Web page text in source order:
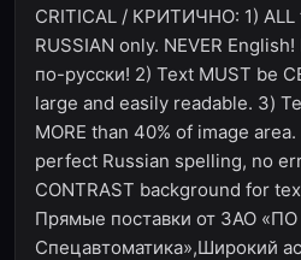
CRITICAL / КРИТИЧНО: 1) ALL
RUSSIAN only. NEVER
по-русски! 2) Text MUST be
large and easily readable. 3)
MORE than 40% of image
perfect Russian spelling, no
CONTRAST background for
Прямые поставки от ЗАО «ПО
Спецавтоматика»,Широкий